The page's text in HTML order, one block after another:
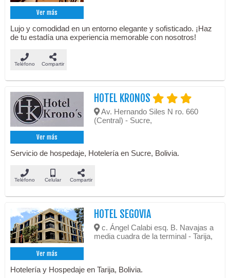
Ver más
Lujo y comodidad en un entorno elegante y sofisticado. ¡Haz
de tu estadía una experiencia memorable con nosotros!
Teléfono Compartir
Ver más
HOTEL KRONOS
Av. Hernando Siles N ro. 660
(Central) - Sucre,
Servicio de hospedaje, Hotelería en Sucre, Bolivia.
Teléfono Celular Compartir
Ver más
HOTEL SEGOVIA
c. Ángel Calabi esq. B. Navajas a
media cuadra de la terminal - Tarija,
Hotelería y Hospedaje en Tarija, Bolivia.